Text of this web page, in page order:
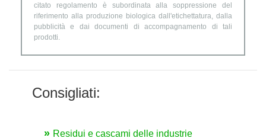
citato regolamento è subordinata alla soppressione del
riferimento alla produzione biologica dall'etichettatura, dalla
pubblicità e dai documenti di accompagnamento di tali
prodotti.
Consigliati:
Residui e cascami delle industrie